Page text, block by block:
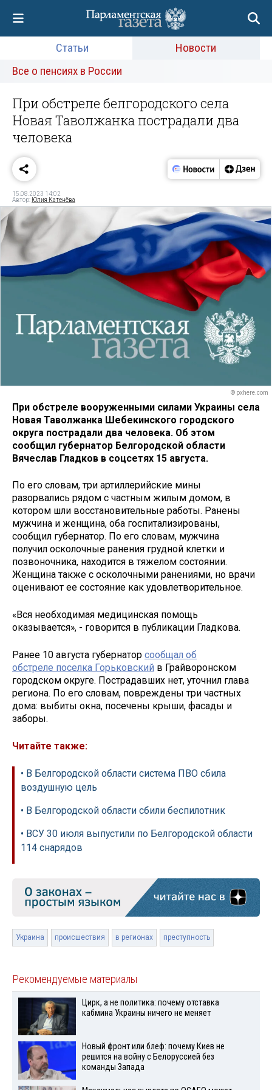
Статьи
Новости
Все о пенсиях в России
При обстреле белгородского села
Новая Таволжанка пострадали два
человека
15.08.2023 14:02
Автор: Юлия Катенёва
© pxhere.com
При обстреле вооруженными силами Украины села
Новая Таволжанка Шебекинского городского
округа пострадали два человека. Об этом
сообщил губернатор Белгородской области
Вячеслав Гладков в соцсетях 15 августа.
По его словам, три артиллерийские мины
разорвались рядом с частным жилым домом, в
котором шли восстановительные работы. Ранены
мужчина и женщина, оба госпитализированы,
сообщил губернатор. По его словам, мужчина
получил осколочные ранения грудной клетки и
позвоночника, находится в тяжелом состоянии.
Женщина также с осколочными ранениями, но врачи
оценивают ее состояние как удовлетворительное.
«Вся необходимая медицинская помощь
оказывается», - говорится в публикации Гладкова.
Ранее 10 августа губернатор сообщал об
обстреле поселка Горьковский в Грайворонском
городском округе. Пострадавших нет, уточнил глава
региона. По его словам, повреждены три частных
дома: выбиты окна, посечены крыши, фасады и
заборы.
Читайте также:
• В Белгородской области система ПВО сбила
воздушную цель
• В Белгородской области сбили беспилотник
• ВСУ 30 июля выпустили по Белгородской области
114 снарядов
Украина происшествия в регионах преступность
Рекомендуемые материалы
Цирк, а не политика: почему отставка
кабмина Украины ничего не меняет
Новый фронт или блеф: почему Киев не
решится на войну с Белоруссией без
команды Запада